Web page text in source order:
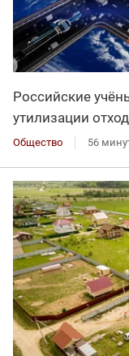
Российские
утилизации
Общество 56